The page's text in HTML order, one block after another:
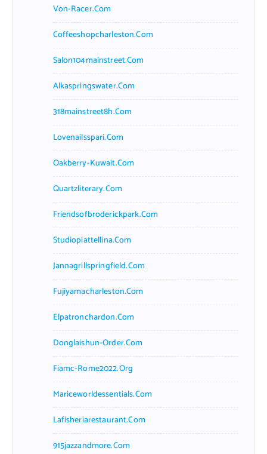
Von-Racer.com
Coffeeshopcharleston.com
Salon104mainstreet.com
Alkaspringswater.com
318mainstreet8h.com
Lovenailsspari.com
Oakberry-Kuwait.com
Quartzliterary.com
Friendsofbroderickpark.com
Studiopiattellina.com
Jannagrillspringfield.com
Fujiyamacharleston.com
Elpatronchardon.com
Donglaishun-Order.com
Fiamc-Rome2022.org
Mariceworldessentials.com
Lafisheriarestaurant.com
915jazzandmore.com